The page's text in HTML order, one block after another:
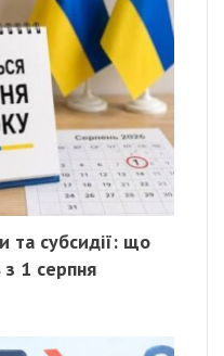
та субсидії: що
з 1 серпня